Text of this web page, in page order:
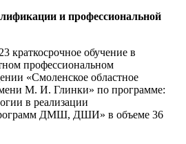
и профессиональной
краткосрочное обучение в
профессиональном
«Смоленское областное
М. И. Глинки» по программе:
в реализации
ДМШ, ДШИ» в объеме 36